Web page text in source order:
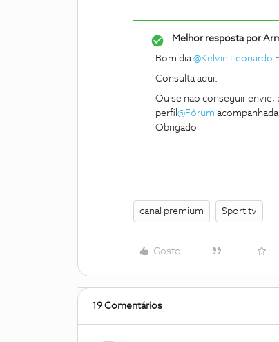
Melhor resposta por
Bom dia@Kelvin Leonardo
Consulta aqui:
Ou se nao conseguir envie,
perfil @Fórum
Obrigado
canal premium Sport tv
Gosto
19 Comentários